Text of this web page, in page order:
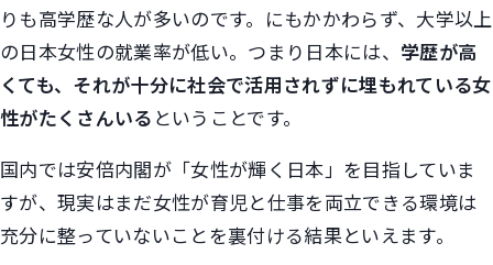
りも高学歴な人が多いのです。にもかかわらず、大学以上
の日本女性の就業率が低い。つまり日本には、 学歴が高
くても、それが十分に社会で活用されずに埋もれている女
性がたくさんいる ということです。
国内では安倍内閣が「女性が輝く日本」を目指していま
すが、現実はまだ女性が育児と仕事を両立できる環境は
充分に整っていないことを裏付ける結果といえます。